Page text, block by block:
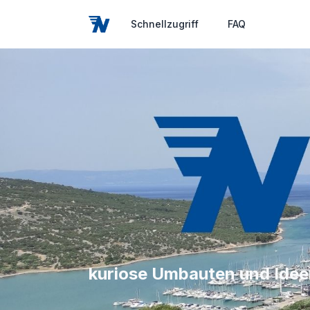
Schnellzugriff FAQ
kuriose Umbauten und